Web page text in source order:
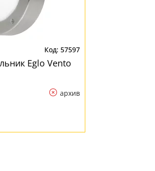
57597
Eglo Vento
архив